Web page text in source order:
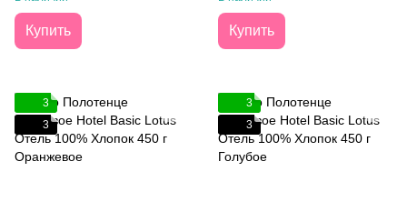
Купить Купить
3
3
3
3